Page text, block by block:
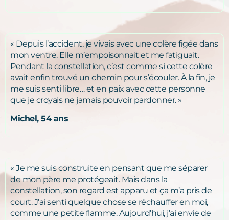
« Depuis l’accident, je vivais avec une colère figée dans
mon ventre. Elle m’empoisonnait et me fatiguait.
Pendant la constellation, c’est comme si cette colère
avait enfin trouvé un chemin pour s’écouler. À la fin, je
me suis senti libre… et en paix avec cette personne
que je croyais ne jamais pouvoir pardonner. »
Michel, 54 ans
« Je me suis construite en pensant que me séparer
de mon père me protégeait. Mais dans la
constellation, son regard est apparu et ça m’a pris de
court. J’ai senti quelque chose se réchauffer en moi,
comme une petite flamme. Aujourd’hui, j’ai envie de